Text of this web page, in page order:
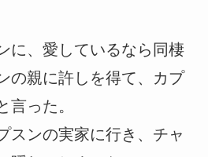
に、愛しているなら同棲
の親に許しを得て、カプ
言った。
スンの実家に行き、チャ